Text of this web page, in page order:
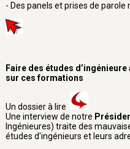
- Des panels et prises de parole
Faire des études
sur ces formations
Un dossier à lire
Une interview de notre
Ingénieures) traite des
études d'ingénieurs et leurs